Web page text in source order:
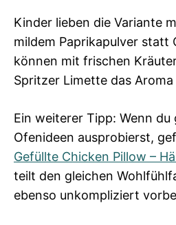
Kinder lieben die Variante
mildem Paprikapulver statt
können mit frischen
Spritzer Limette das
Ein weiterer Tipp: Wenn du
Ofenideen ausprobierst,
Gefüllte Chicken Pillow –
teilt den gleichen
ebenso unkompliziert